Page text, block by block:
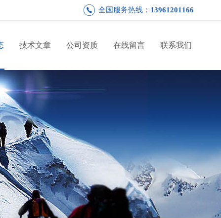
全国服务热线： 13961201166
技术文章 公司资质 在线留言 联系我们